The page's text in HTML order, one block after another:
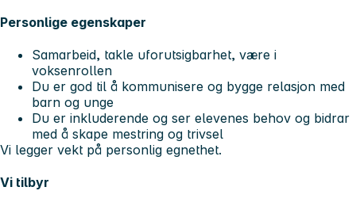
Personlige egenskaper
Samarbeid, takle uforutsigbarhet, være i
voksenrollen
Du er god til å kommunisere og bygge relasjon med
barn og unge
Du er inkluderende og ser elevenes behov og bidrar
med å skape mestring og trivsel
Vi legger vekt på personlig egnethet.
Vi tilbyr